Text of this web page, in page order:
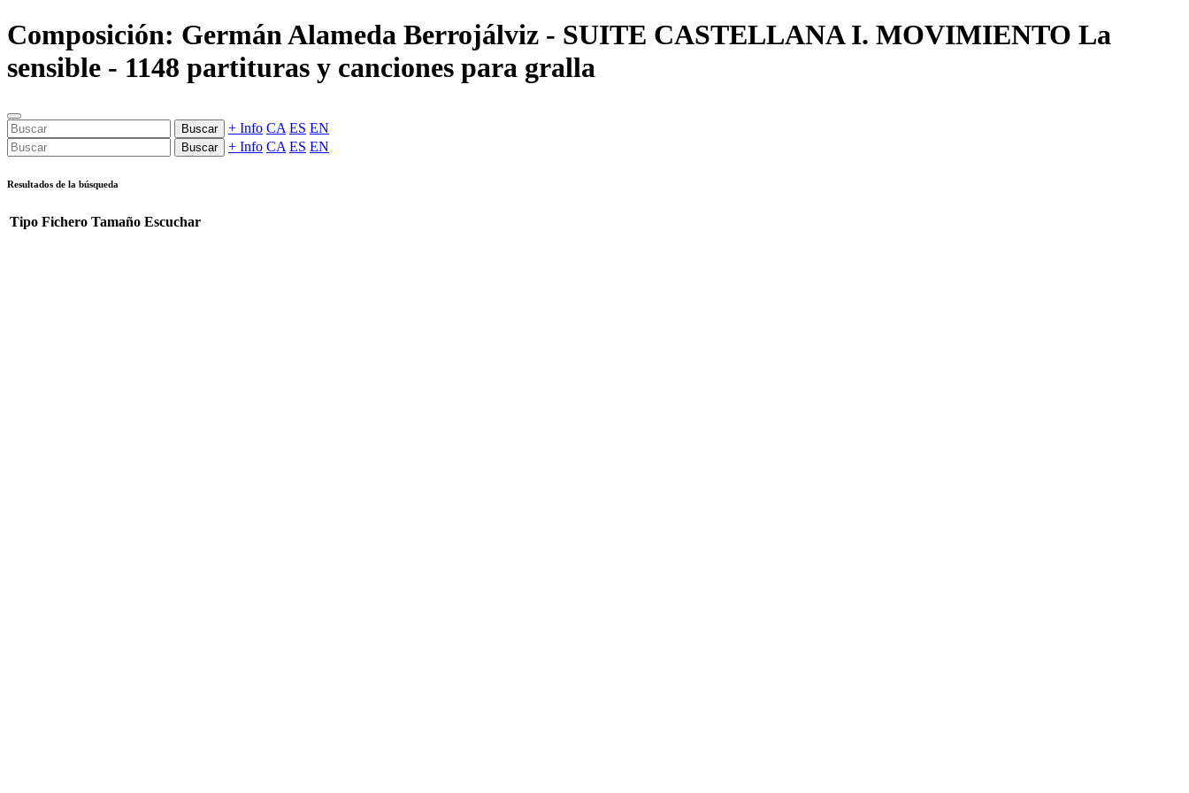
Composición: Germán Alameda Berrojálviz - SUITE CASTELLANA I. MOVIMIENTO La
sensible - 1148 partituras y canciones para gralla
Buscar + Info CA ES EN
Buscar + Info CA ES EN
Resultados de la búsqueda
Tipo Fichero Tamaño Escuchar